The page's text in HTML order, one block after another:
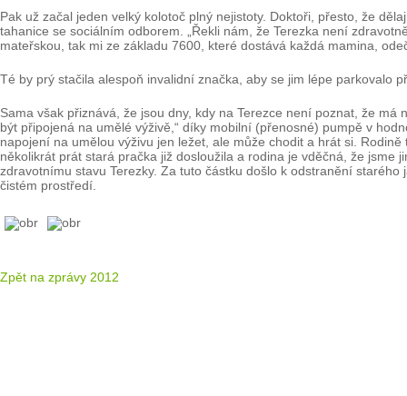
Pak už začal jeden velký kolotoč plný nejistoty. Doktoři, přesto, že
tahanice se sociálním odborem. „Řekli nám, že Terezka není
mateřskou, tak mi ze základu 7600, které dostává každá mamina,
Té by prý stačila alespoň invalidní značka, aby se jim lépe parkovalo
Sama však přiznává, že jsou dny, kdy na Terezce není poznat, že
být připojená na umělé výživě,“ díky mobilní (přenosné) pumpě v
napojení na umělou výživu jen ležet, ale může chodit a hrát si.
několikrát prát stará pračka již dosloužila a rodina je vděčná, že
zdravotnímu stavu Terezky. Za tuto částku došlo k odstranění
čistém prostředí.
Zpět na zprávy 2012